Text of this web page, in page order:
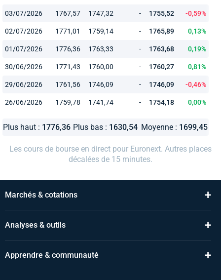
03/07/2026 1767,57 1747,32 - 1755,52 -0,59%
02/07/2026 1771,01 1759,14 - 1765,89 0,13%
01/07/2026 1776,36 1763,33 - 1763,68 0,19%
30/06/2026 1771,43 1760,00 - 1760,27 0,81%
29/06/2026 1761,56 1746,09 - 1746,09 -0,46%
26/06/2026 1759,78 1741,74 - 1754,18 0,00%
Plus haut : 1776,36 Plus bas : 1630,54 Moyenne : 1699,45
Les cours de bourse en direct pour Euronext. Autres places
décalées de 15 minutes.
Marchés & cotations +
Analyses & outils +
Apprendre & communauté +